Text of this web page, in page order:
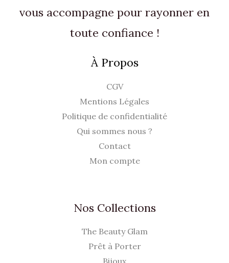
vous accompagne pour rayonner en
toute confiance !
À Propos
CGV
Mentions Légales
Politique de confidentialité
Qui sommes nous ?
Contact
Mon compte
Nos Collections
The Beauty Glam
Prêt à Porter